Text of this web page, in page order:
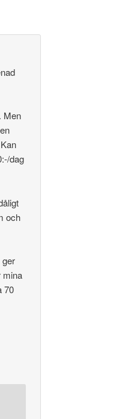
Men
dag
och
mina
70